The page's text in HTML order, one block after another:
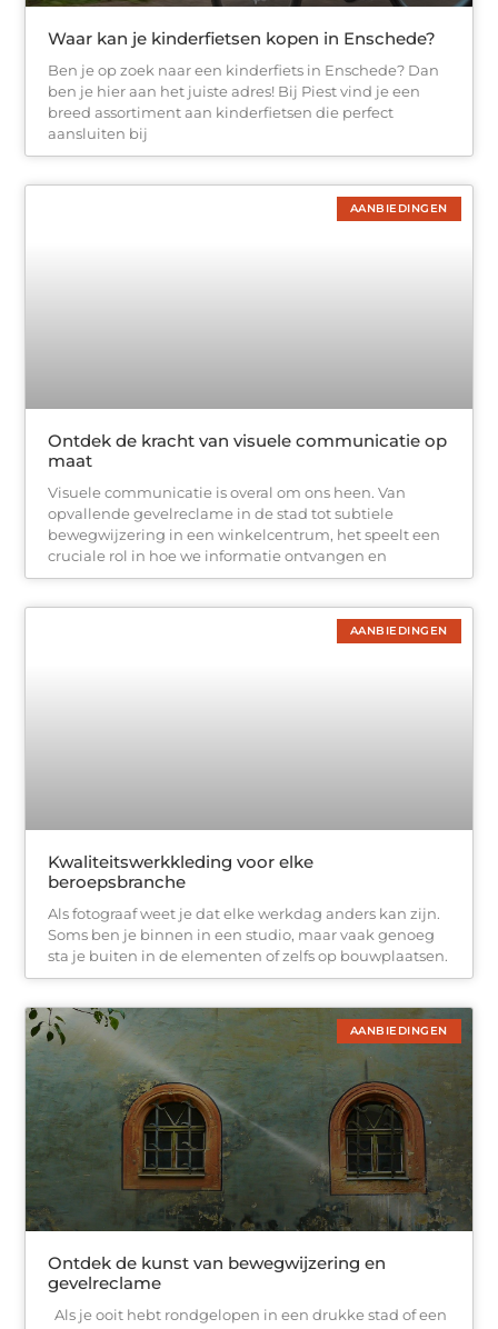
Waar kan je kinderfietsen kopen in Enschede?
Ben je op zoek naar een kinderfiets in Enschede? Dan
ben je hier aan het juiste adres! Bij Piest vind je een
breed assortiment aan kinderfietsen die perfect
aansluiten bij
AANBIEDINGEN
Ontdek de kracht van visuele communicatie op
maat
Visuele communicatie is overal om ons heen. Van
opvallende gevelreclame in de stad tot subtiele
bewegwijzering in een winkelcentrum, het speelt een
cruciale rol in hoe we informatie ontvangen en
AANBIEDINGEN
Kwaliteitswerkkleding voor elke
beroepsbranche
Als fotograaf weet je dat elke werkdag anders kan zijn.
Soms ben je binnen in een studio, maar vaak genoeg
sta je buiten in de elementen of zelfs op bouwplaatsen.
AANBIEDINGEN
Ontdek de kunst van bewegwijzering en
gevelreclame
Als je ooit hebt rondgelopen in een drukke stad of een